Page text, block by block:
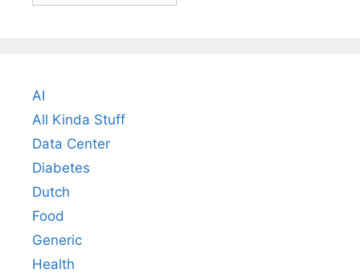
AI
All Kinda Stuff
Data Center
Diabetes
Dutch
Food
Generic
Health